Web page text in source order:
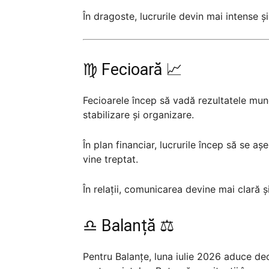
În dragoste, lucrurile devin mai intense
♍ Fecioară 📈
Fecioarele încep să vadă rezultatele
stabilizare și organizare.
În plan financiar, lucrurile încep să se
vine treptat.
În relații, comunicarea devine mai clară
♎ Balanță ⚖️
Pentru Balanțe, luna iulie 2026 aduce